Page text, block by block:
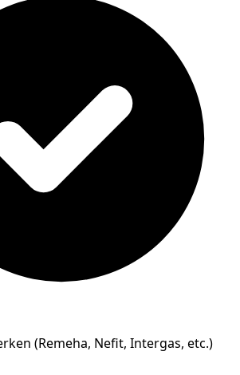
(Remeha, Nefit, Intergas, etc.)